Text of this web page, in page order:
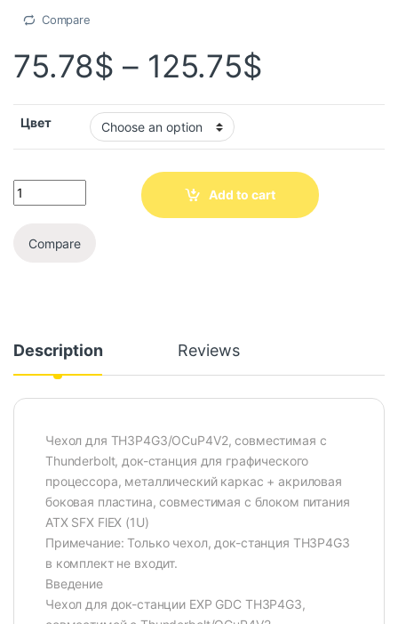
Compare
75.78$ – 125.75$
Цвет
Add to cart
Compare
Description Reviews
Чехол для TH3P4G3/OCuP4V2, совместимая с
Thunderbolt, док-станция для графического
процессора, металлический каркас + акриловая
боковая пластина, совместимая с блоком питания
ATX SFX FlEX (1U)
Примечание: Только чехол, док-станция TH3P4G3
в комплект не входит.
Введение
Чехол для док-станции EXP GDC TH3P4G3,